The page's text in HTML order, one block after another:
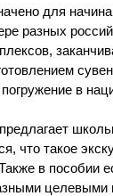
для
разных
в
предлагает
что такое
в пособии